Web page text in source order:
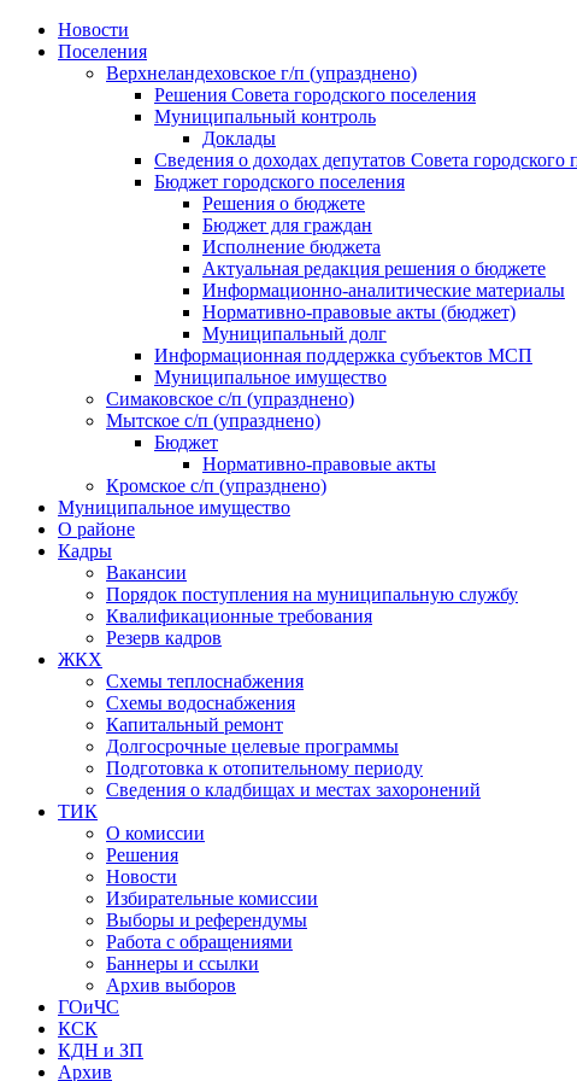
Skip
Новости
Поселения
Верхнеландеховское г/п (упразднено)
Решения Совета городского поселения
Муниципальный контроль
Доклады
Сведения о доходах депутатов Совета городского
Бюджет городского поселения
Решения о бюджете
Бюджет для граждан
Исполнение бюджета
Актуальная редакция решения о бюджете
Информационно-аналитические материалы
Нормативно-правовые акты (бюджет)
Муниципальный долг
Информационная поддержка субъектов МСП
Муниципальное имущество
Симаковское с/п (упразднено)
Мытское с/п (упразднено)
Бюджет
Нормативно-правовые акты
Кромское с/п (упразднено)
Муниципальное имущество
О районе
Кадры
Вакансии
Порядок поступления на муниципальную службу
Квалификационные требования
Резерв кадров
ЖКХ
Схемы теплоснабжения
Схемы водоснабжения
Капитальный ремонт
Долгосрочные целевые программы
Подготовка к отопительному периоду
Сведения о кладбищах и местах захоронений
ТИК
О комиссии
Решения
Новости
Избирательные комиссии
Выборы и референдумы
Работа с обращениями
Баннеры и ссылки
Архив выборов
ГОиЧС
КСК
КДН и ЗП
Архив